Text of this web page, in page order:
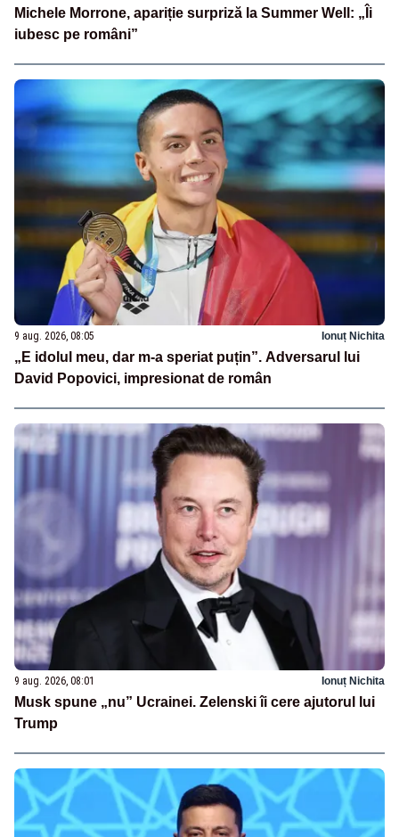
Michele Morrone, apariție surpriză la Summer Well: „Îi
iubesc pe români”
9 aug. 2026, 08:05 Ionuț Nichita
„E idolul meu, dar m-a speriat puțin”. Adversarul lui
David Popovici, impresionat de român
9 aug. 2026, 08:01 Ionuț Nichita
Musk spune „nu” Ucrainei. Zelenski îi cere ajutorul lui
Trump